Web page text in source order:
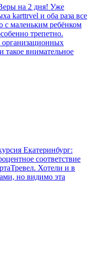
на 2 дня! Уже
karttrvel и оба раза все
маленьким ребёнком
трепетно.
организационных
такое внимательное
Екатеринбург:
соответствие
Хотели и в
но видимо эта